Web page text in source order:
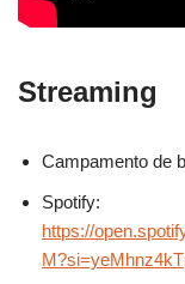
Streaming
Campamento de
Spotify:
https://